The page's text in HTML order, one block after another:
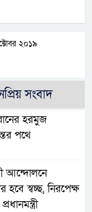
২০১৯
সংবাদ
হরমুজ
পথে
আন্দোলনে
হবে স্বচ্ছ, নিরপেক্ষ